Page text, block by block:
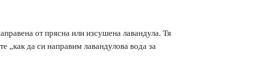
от прясна или изсушена лавандула. Тя
„как да си направим лавандулова вода за